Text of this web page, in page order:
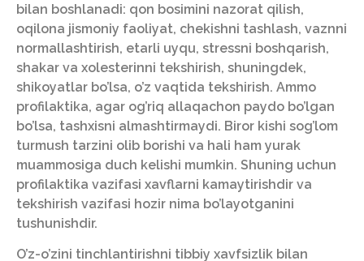
bilan boshlanadi: qon bosimini nazorat qilish,
oqilona jismoniy faoliyat, chekishni tashlash, vaznni
normallashtirish, etarli uyqu, stressni boshqarish,
shakar va xolesterinni tekshirish, shuningdek,
shikoyatlar bo’lsa, o’z vaqtida tekshirish. Ammo
profilaktika, agar og’riq allaqachon paydo bo’lgan
bo’lsa, tashxisni almashtirmaydi. Biror kishi sog’lom
turmush tarzini olib borishi va hali ham yurak
muammosiga duch kelishi mumkin. Shuning uchun
profilaktika vazifasi xavflarni kamaytirishdir va
tekshirish vazifasi hozir nima bo’layotganini
tushunishdir.
O’z-o’zini tinchlantirishni tibbiy xavfsizlik bilan